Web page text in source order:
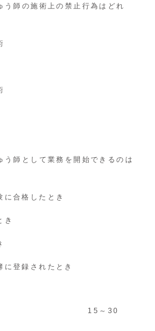
師の施術上の禁止行為はどれ
師として業務を開始できるのは
合格したとき
き
登録されたとき
15～30